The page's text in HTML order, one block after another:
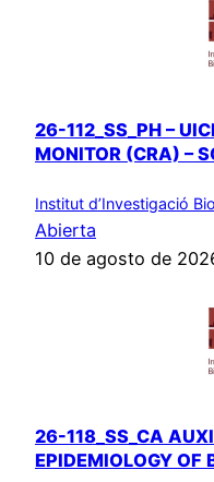
26-112_SS_PH –
MONITOR (CRA) –
Institut d’Investigació
Abierta
10 de agosto de
26-118_SS_CA
EPIDEMIOLOGY OF